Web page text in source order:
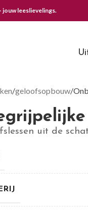
leeslievelings.
geloofsopbouw
uit de